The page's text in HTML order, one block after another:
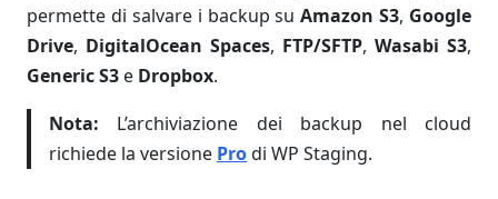
permette di salvare i backup suAmazon S3, Google
Drive, DigitalOcean Spaces, FTP/SFTP, Wasabi S3,
Generic S3 e Dropbox.
Nota: L’archiviazione dei backup nel cloud
richiede la versione Prodi WP Staging.